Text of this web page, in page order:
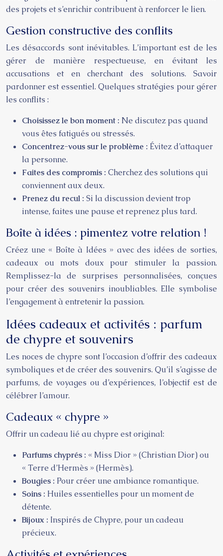
des projets et s’enrichir contribuent à renforcer le lien.
Gestion constructive des conflits
Les désaccords sont inévitables. L’important est de les
gérer de manière respectueuse, en évitant les
accusations et en cherchant des solutions. Savoir
pardonner est essentiel. Quelques stratégies pour gérer
les conflits :
Choisissez le bon moment : Ne discutez pas quand
vous êtes fatigués ou stressés.
Concentrez-vous sur le problème : Évitez d’attaquer
la personne.
Faites des compromis : Cherchez des solutions qui
conviennent aux deux.
Prenez du recul : Si la discussion devient trop
intense, faites une pause et reprenez plus tard.
Boîte à idées : pimentez votre relation !
Créez une « Boîte à Idées » avec des idées de sorties,
cadeaux ou mots doux pour stimuler la passion.
Remplissez-la de surprises personnalisées, conçues
pour créer des souvenirs inoubliables. Elle symbolise
l’engagement à entretenir la passion.
Idées cadeaux et activités : parfum
de chypre et souvenirs
Les noces de chypre sont l’occasion d’offrir des cadeaux
symboliques et de créer des souvenirs. Qu’il s’agisse de
parfums, de voyages ou d’expériences, l’objectif est de
célébrer l’amour.
Cadeaux « chypre »
Offrir un cadeau lié au chypre est original:
Parfums chyprés : « Miss Dior » (Christian Dior) ou
« Terre d’Hermès » (Hermès).
Bougies : Pour créer une ambiance romantique.
Soins : Huiles essentielles pour un moment de
détente.
Bijoux : Inspirés de Chypre, pour un cadeau
précieux.